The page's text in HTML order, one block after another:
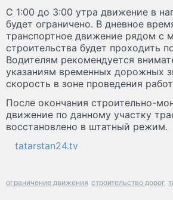
С 1:00 до 3:00 утра движение в
будет ограничено. В дневное
транспортное движение рядом с
строительства будет проходить
Водителям рекомендуется
указаниям временных дорожных
скорость в зоне проведения
После окончания строительно-
движение по данному участку
восстановлено в штатный режим.
tatarstan24.tv
ограничение движения строительство дорог